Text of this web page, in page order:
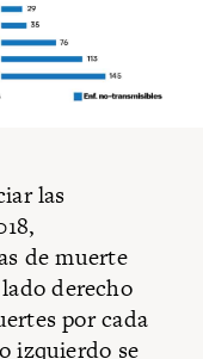
las
de muerte
derecho
por cada
izquierdo se